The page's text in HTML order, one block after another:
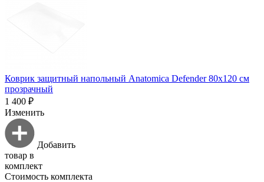
Коврик защитный напольный Anatomica Defender 80х120 см
прозрачный
1 400 ₽
Изменить
Добавить
товар в
комплект
Стоимость комплекта